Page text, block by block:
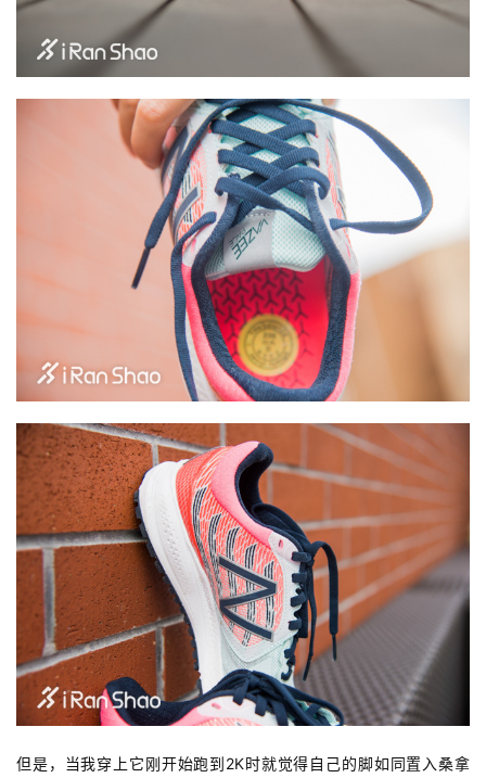
但是，当我穿上它刚开始跑到2K时就觉得自己的脚如同置入桑拿